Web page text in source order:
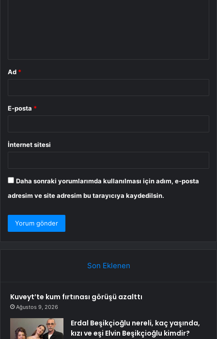
Ad *
E-posta *
İnternet sitesi
Daha sonraki yorumlarımda kullanılması için adım, e-posta
adresim ve site adresim bu tarayıcıya kaydedilsin.
Son Eklenen
Kuveyt’te kum fırtınası görüşü azalttı
Ağustos 9, 2026
Erdal Beşikçioğlu nereli, kaç yaşında,
kızı ve eşi Elvin Beşikçioğlu kimdir?